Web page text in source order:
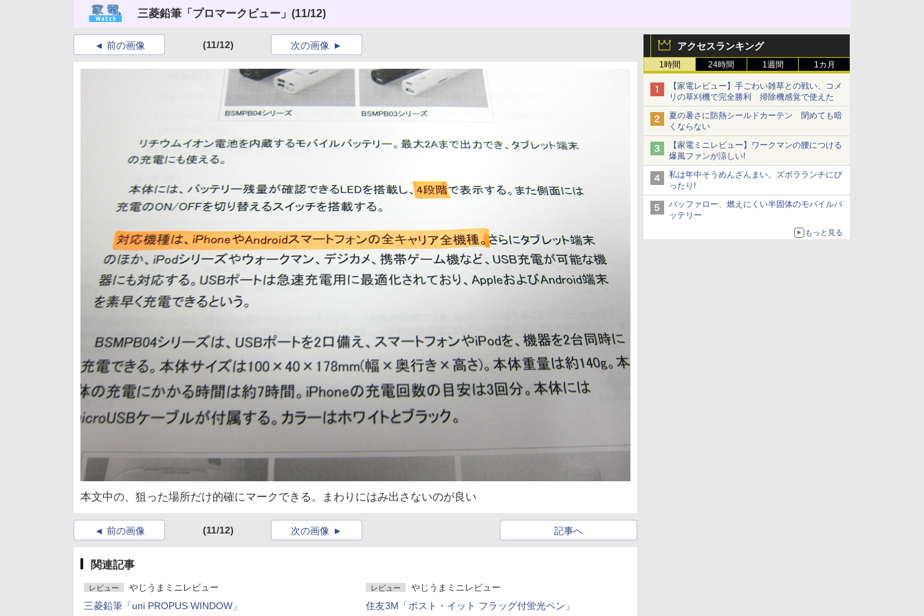
三菱鉛筆「プロマークビュー」 (11/12)
アクセスランキング
1時間 24時間 1週間 1カ月
【家電レビュー】手ごわい雑草との戦い、コメ
リの草刈機で完全勝利 掃除機感覚で使えた
夏の暑さに防熱シールドカーテン 閉めても暗
くならない
【家電ミニレビュー】ワークマンの腰につける
爆風ファンが涼しい!
私は年中そうめんざんまい。ズボラランチにぴ
ったり!
バッファロー、燃えにくい半固体のモバイルバ
ッテリー
もっと見る
前の画像 (11/12) 次の画像
本文中の、狙った場所だけ的確にマークできる。まわりにはみ出さないのが良い
前の画像 (11/12) 記事へ
次の画像
関連記事
レビュー やじうまミニレビュー
三菱鉛筆「uni PROPUS WINDOW」
レビュー やじうまミニレビュー
住友3M「ポスト・イット フラッグ付蛍光ペン」